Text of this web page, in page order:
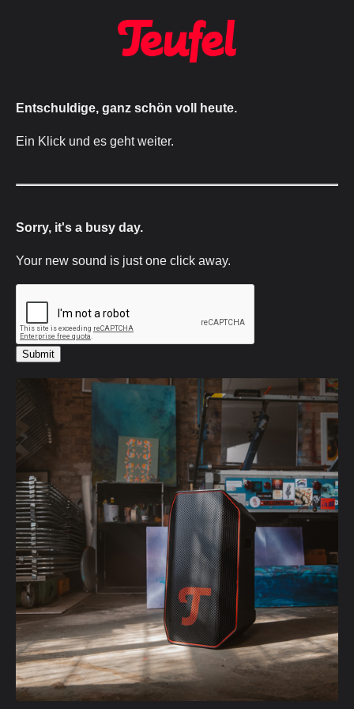
Entschuldige, ganz schön voll heute.
Ein Klick und es geht weiter.
Sorry, it's a busy day.
Your new sound is just one click away.